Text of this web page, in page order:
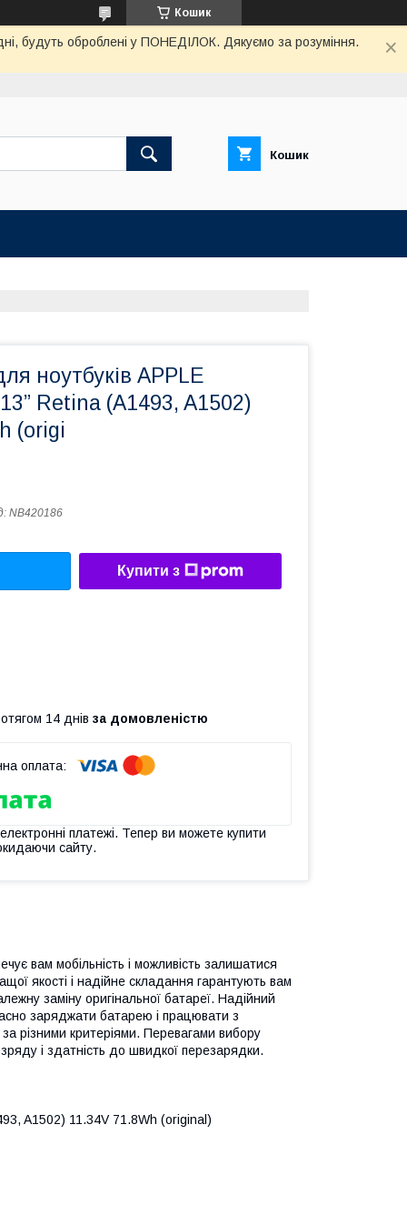
Кошик
будуть оброблені у ПОНЕДІЛОК. Дякуємо за розуміння.
Кошик
ноутбуків APPLE
Retina (A1493, A1502)
(origi
NB420186
Купити з
14 днів за домовленістю
платежі. Тепер ви можете купити
сайту.
вам мобільність і можливість залишатися
якості і надійне складання гарантують вам
заміну оригінальної батареї. Надійний
заряджати батарею і працювати з
різними критеріями. Перевагами вибору
і здатність до швидкої перезарядки.
A1502) 11.34V 71.8Wh (original)